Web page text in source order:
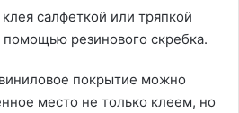
салфеткой или тряпкой
помощью резинового скребка.
покрытие можно
место не только клеем, но